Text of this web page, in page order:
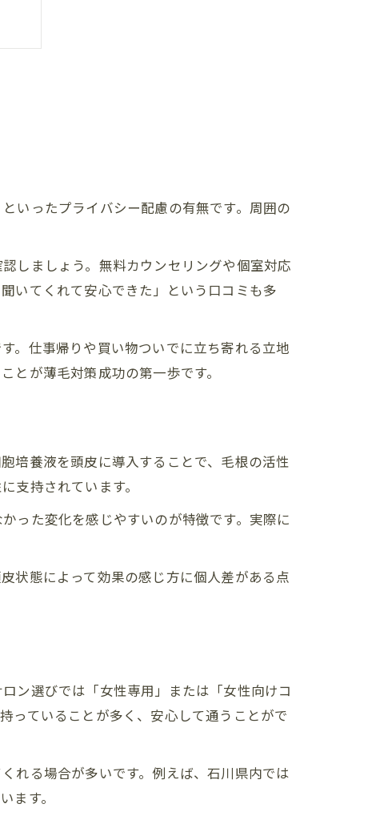
いったプライバシー配慮の有無です。周囲の
しましょう。無料カウンセリングや個室対応
いてくれて安心できた」という口コミも多
。仕事帰りや買い物ついでに立ち寄れる立地
が薄毛対策成功の第一歩です。
培養液を頭皮に導入することで、毛根の活性
支持されています。
った変化を感じやすいのが特徴です。実際に
状態によって効果の感じ方に個人差がある点
ン選びでは「女性専用」または「女性向けコ
っていることが多く、安心して通うことがで
れる場合が多いです。例えば、石川県内では
ます。